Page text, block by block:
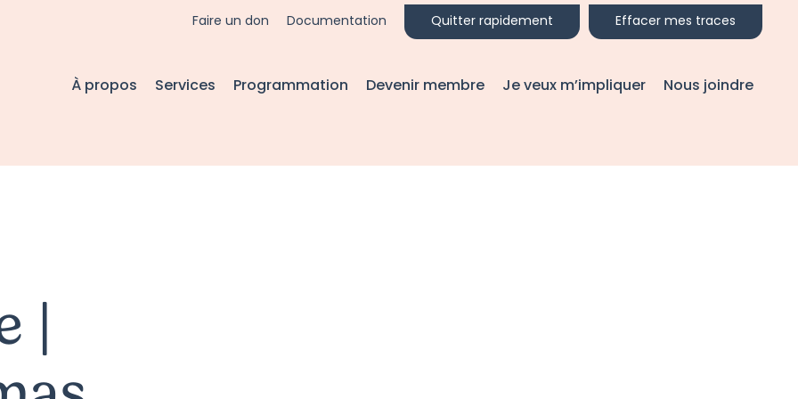
À propos Services Programmation Devenir membre Je veux m’impliquer Nous joindre
Faire un don Documentation Quitter rapidement Effacer mes traces
|